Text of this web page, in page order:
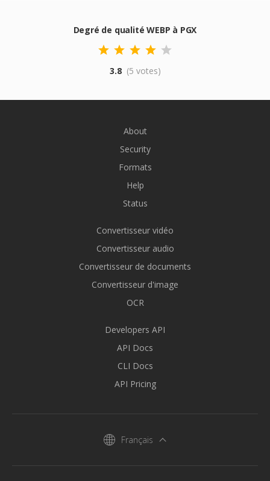
Degré de qualité WEBP à PGX
3.8 (5 votes)
About
Security
Formats
Help
Status
Convertisseur vidéo
Convertisseur audio
Convertisseur de documents
Convertisseur d'image
OCR
Developers API
API Docs
CLI Docs
API Pricing
Français